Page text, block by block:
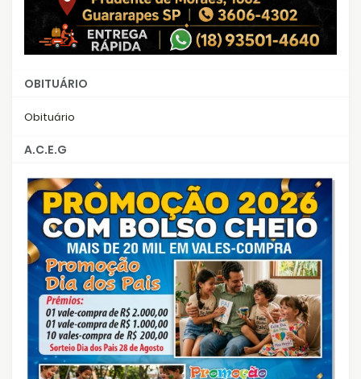
OBITUÁRIO
Obituário
A.C.E.G